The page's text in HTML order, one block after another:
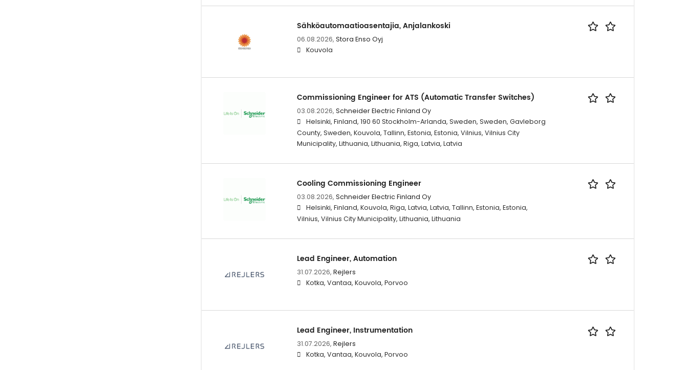
Sähköautomaatioasentajia, Anjalankoski
06.08.2026, Stora Enso Oyj
Kouvola
Commissioning Engineer for ATS (Automatic Transfer Switches)
03.08.2026, Schneider Electric Finland Oy
Helsinki, Finland, 190 60 Stockholm-Arlanda, Sweden, Sweden, Gavleborg
County, Sweden, Kouvola, Tallinn, Estonia, Estonia, Vilnius, Vilnius City
Municipality, Lithuania, Lithuania, Riga, Latvia, Latvia
Cooling Commissioning Engineer
03.08.2026, Schneider Electric Finland Oy
Helsinki, Finland, Kouvola, Riga, Latvia, Latvia, Tallinn, Estonia, Estonia,
Vilnius, Vilnius City Municipality, Lithuania, Lithuania
Lead Engineer, Automation
31.07.2026, Rejlers
Kotka, Vantaa, Kouvola, Porvoo
Lead Engineer, Instrumentation
31.07.2026, Rejlers
Kotka, Vantaa, Kouvola, Porvoo